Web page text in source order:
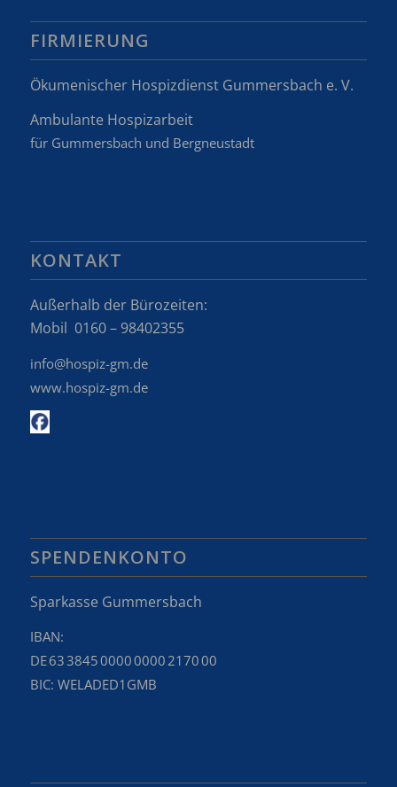
FIRMIERUNG
Ökumenischer Hospizdienst Gummersbach e. V.
Ambulante Hospizarbeit
für Gummersbach und Bergneustadt
KONTAKT
Außerhalb der Bürozeiten:
Mobil 0160 – 98402355
info@hospiz-gm.de
www.hospiz-gm.de
SPENDENKONTO
Sparkasse Gummersbach
IBAN:
DE 63 3845 0000 0000 2170 00
BIC: WELADED1GMB